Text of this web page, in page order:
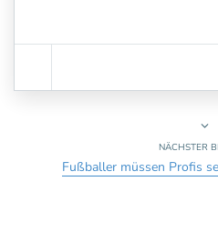
NÄCHSTER
Fußballer müssen Profis